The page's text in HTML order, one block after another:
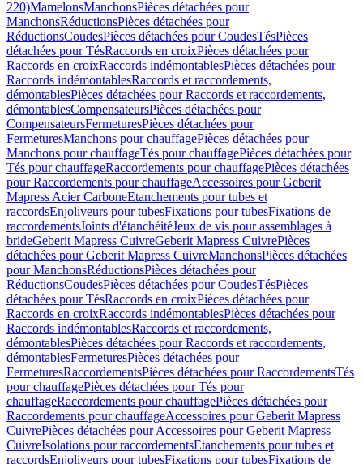
220)MamelonsManchonsPièces détachées pour
ManchonsRéductionsPièces détachées pour
RéductionsCoudesPièces détachées pour CoudesTésPièces
détachées pour TésRaccords en croixPièces détachées pour
Raccords en croixRaccords indémontablesPièces détachées pour
Raccords indémontablesRaccords et raccordements,
démontablesPièces détachées pour Raccords et raccordements,
démontablesCompensateursPièces détachées pour
CompensateursFermeturesPièces détachées pour
FermeturesManchons pour chauffagePièces détachées pour
Manchons pour chauffageTés pour chauffagePièces détachées pour
Tés pour chauffageRaccordements pour chauffagePièces détachées
pour Raccordements pour chauffageAccessoires pour Geberit
Mapress Acier CarboneEtanchements pour tubes et
raccordsEnjoliveurs pour tubesFixations pour tubesFixations de
raccordementsJoints d'étanchéitéJeux de vis pour assemblages à
brideGeberit Mapress CuivreGeberit Mapress CuivrePièces
détachées pour Geberit Mapress CuivreManchonsPièces détachées
pour ManchonsRéductionsPièces détachées pour
RéductionsCoudesPièces détachées pour CoudesTésPièces
détachées pour TésRaccords en croixPièces détachées pour
Raccords en croixRaccords indémontablesPièces détachées pour
Raccords indémontablesRaccords et raccordements,
démontablesPièces détachées pour Raccords et raccordements,
démontablesFermeturesPièces détachées pour
FermeturesRaccordementsPièces détachées pour RaccordementsTés
pour chauffagePièces détachées pour Tés pour
chauffageRaccordements pour chauffagePièces détachées pour
Raccordements pour chauffageAccessoires pour Geberit Mapress
CuivrePièces détachées pour Accessoires pour Geberit Mapress
CuivreIsolations pour raccordementsEtanchements pour tubes et
raccordsEnjoliveurs pour tubesFixations pour tubesFixations de